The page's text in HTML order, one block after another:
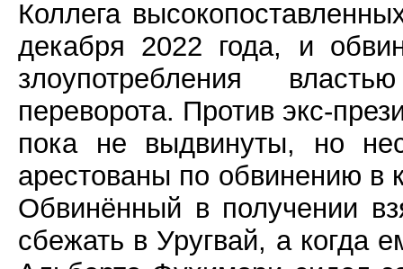
Коллега
декабря 2022 года, и
злоупотребления
переворота. Против экс-
пока не выдвинуты, но
арестованы по обвинению в
Обвинённый в получении
сбежать в Уругвай, а когда